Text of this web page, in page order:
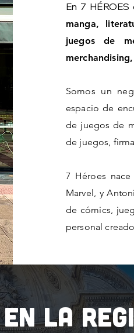
En 7
manga,
juegos de
Somos un
espacio de
de juegos de
de juegos,
7 Héroes
Marvel, y
de cómics,
personal
la